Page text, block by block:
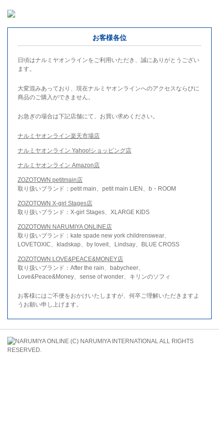
お客様各位
日頃はナルミヤオンラインをご利用いただき、誠にありがとうござい
ます。
大変混みあっており、現在ナルミヤオンラインへのアクセスならびに
商品のご購入ができません。
お急ぎの場合は下記店舗にて、お買い求めください。
ナルミヤオンライン楽天市場店
ナルミヤオンライン Yahoo!ショッピング店
ナルミヤオンライン Amazon店
ZOZOTOWN petitmain店
取り扱いブランド：petit main、petit main LIEN、b・ROOM
ZOZOTOWN X-girl Stages店
取り扱いブランド：X-girl Stages、XLARGE KIDS
ZOZOTOWN NARUMIYA ONLINE店
取り扱いブランド：kate spade new york childrenswear、
LOVETOXIC、kladskap、by loveit、Lindsay、BLUE CROSS
ZOZOTOWN LOVE&PEACE&MONEY店
取り扱いブランド：After the rain、babycheer、
Love&Peace&Money、sense of wonder、キリンのソフィ
お客様にはご不便をおかけいたしますが、何卒ご理解いただきますよ
うお願い申し上げます。